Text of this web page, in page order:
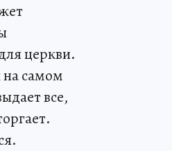
церкви.
на самом
все,